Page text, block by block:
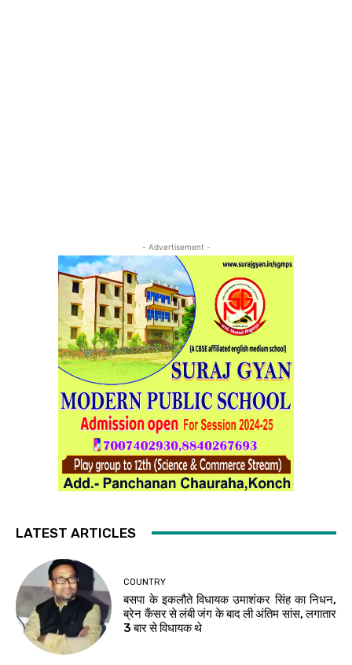
- Advertisement -
LATEST ARTICLES
COUNTRY
बसपा के इकलौते विधायक उमाशंकर सिंह का निधन,
ब्रेन कैंसर से लंबी जंग के बाद ली अंतिम सांस, लगातार
3 बार से विधायक थे